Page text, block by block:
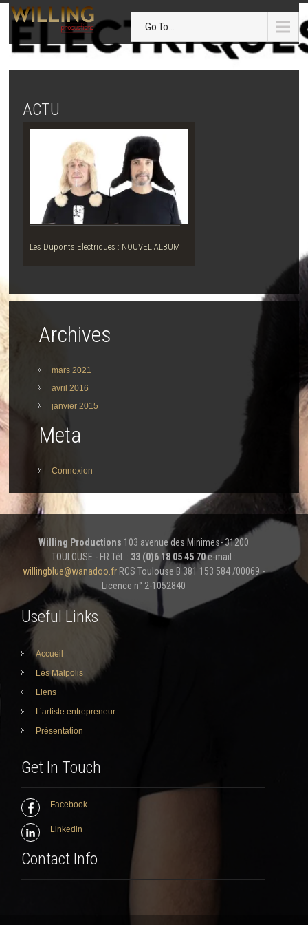
Go To...
ACTU
Les Duponts Electriques : NOUVEL ALBUM
Archives
mars 2021
avril 2016
janvier 2015
Meta
Connexion
Willing Productions 103 avenue des Minimes- 31200
TOULOUSE - FR Tél. : 33 (0)6 18 05 45 70e-mail :
willingblue@wanadoo.frRCS Toulouse B 381 153 584 /00069 -
Licence n° 2-1052840
Useful Links
Accueil
Les Malpolis
Liens
L’artiste entrepreneur
Présentation
Get In Touch
Facebook
Linkedin
Contact Info